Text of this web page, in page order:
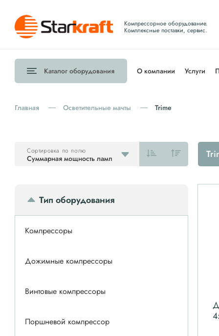
Компрессорное оборудование.
Комплексные поставки, сервис.
Каталог оборудования О компании Услуги
Главная Осветительные мачты Trime
Суммарная мощность ламп
Сортировка по полю
Тип оборудования
Компрессоры
Дожимные компрессоры
Винтовые компрессоры
Поршневой компрессор